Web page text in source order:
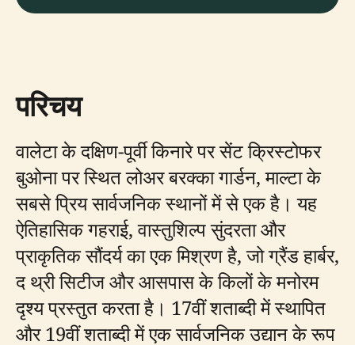
परिचय
वालेटा के दक्षिण-पूर्वी किनारे पर सेंट क्रिस्टोफर
बुओना पर स्थित लोअर बरक्का गार्डन, माल्टा के
सबसे प्रिय सार्वजनिक स्थानों में से एक है। यह
ऐतिहासिक गहराई, वास्तुशिल्प सुंदरता और
प्राकृतिक सौंदर्य का एक मिश्रण है, जो ग्रैंड हार्बर,
द थ्री सिटीज और आसपास के किलों के मनोरम
दृश्य प्रस्तुत करता है। 17वीं शताब्दी में स्थापित
और 19वीं शताब्दी में एक सार्वजनिक उद्यान के रूप